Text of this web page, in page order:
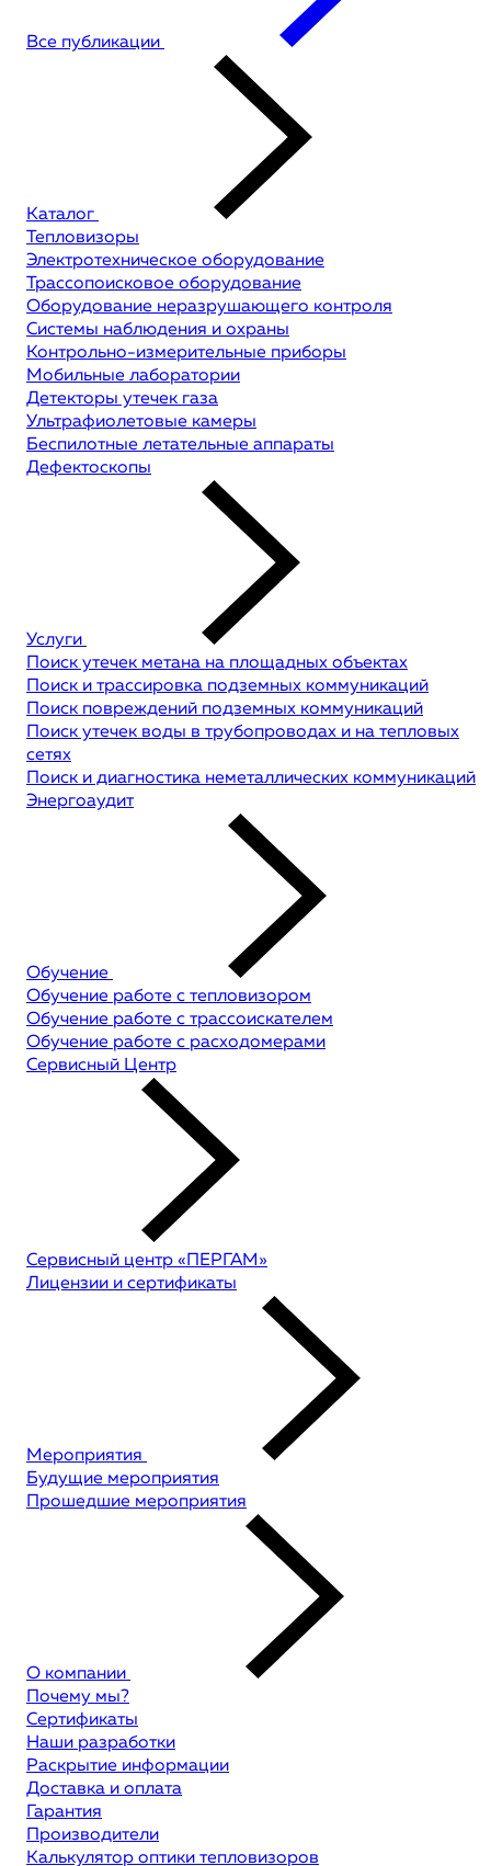
Все публикации
Каталог
Тепловизоры
Электротехническое оборудование
Трассопоисковое оборудование
Оборудование неразрушающего контроля
Системы наблюдения и охраны
Контрольно-измерительные приборы
Мобильные лаборатории
Детекторы утечек газа
Ультрафиолетовые камеры
Беспилотные летательные аппараты
Дефектоскопы
Услуги
Поиск утечек метана на площадных объектах
Поиск и трассировка подземных коммуникаций
Поиск повреждений подземных коммуникаций
Поиск утечек воды в трубопроводах и на тепловых
сетях
Поиск и диагностика неметаллических коммуникаций
Энергоаудит
Обучение
Обучение работе с тепловизором
Обучение работе с трассоискателем
Обучение работе с расходомерами
Сервисный Центр
Сервисный центр «ПЕРГАМ»
Лицензии и сертификаты
Мероприятия
Будущие мероприятия
Прошедшие мероприятия
О компании
Почему мы?
Сертификаты
Наши разработки
Раскрытие информации
Доставка и оплата
Гарантия
Производители
Калькулятор оптики тепловизоров